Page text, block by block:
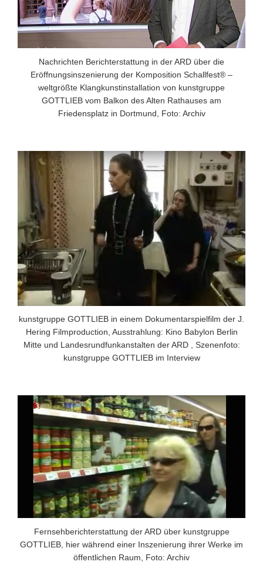
Nachrichten Berichterstattung in der ARD über die
Eröffnungsinszenierung der Komposition Schallfest® –
weltgrößte Klangkunstinstallation von kunstgruppe
GOTTLIEB vom Balkon des Alten Rathauses am
Friedensplatz in Dortmund, Foto: Archiv
kunstgruppe GOTTLIEB in einem Dokumentarspielfilm der J.
Hering Filmproduction, Ausstrahlung: Kino Babylon Berlin
Mitte und Landesrundfunkanstalten der ARD , Szenenfoto:
kunstgruppe GOTTLIEB im Interview
Fernsehberichterstattung der ARD über kunstgruppe
GOTTLIEB, hier während einer Inszenierung ihrer Werke im
öffentlichen Raum, Foto: Archiv